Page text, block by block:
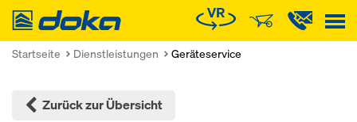
Doka
Startseite Dienstleistungen Geräteservice
Zurück zur Übersicht